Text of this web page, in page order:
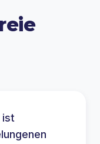
ist